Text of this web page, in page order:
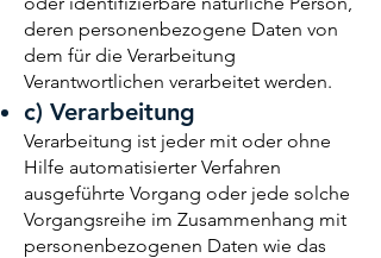
deren personenbezogene Daten von
dem für die Verarbeitung
Verantwortlichen verarbeitet werden.
c) Verarbeitung
Verarbeitung ist jeder mit oder ohne
Hilfe automatisierter Verfahren
ausgeführte Vorgang oder jede solche
Vorgangsreihe im Zusammenhang mit
personenbezogenen Daten wie das